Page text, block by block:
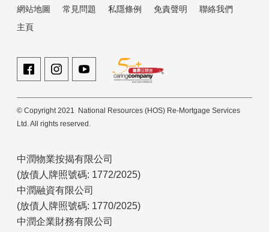
網站地圖 常見問題 私隱條例 免責聲明
聯絡我們
主頁
© Copyright 2021 National Resources (HOS) Re-Mortgage Services
Ltd. All rights reserved.
中潤物業按揭有限公司
(放債人牌照號碼: 1772/2025)
中潤融資有限公司
(放債人牌照號碼: 1770/2025)
中潤企業財務有限公司